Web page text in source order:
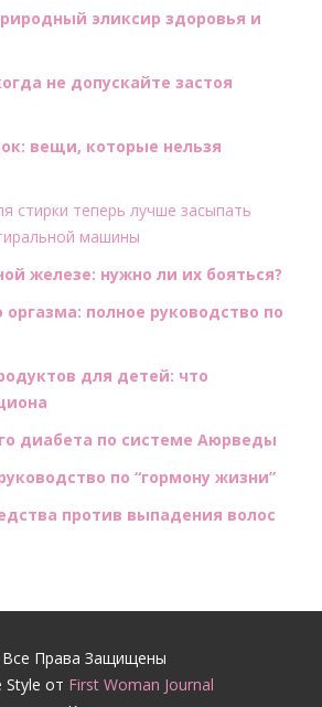
эликсир здоровья и
не допускайте застоя
вещи, которые нельзя
стирки теперь лучше засыпать
машины
железе: нужно ли их бояться?
полное руководство по
для детей: что
диабета по системе Аюрведы
по “гормону жизни”
против выпадения волос
Права Защищены
Style от First Woman Journal